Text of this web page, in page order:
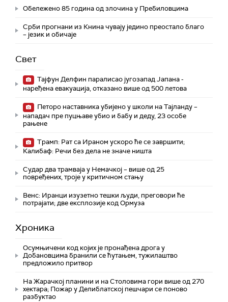
Обележено 85 година од злочина у Пребиловцима
Срби прогнани из Книна чувају једино преостало благо
– језик и обичаје
Свет
Тајфун Делфин паралисао југозапад Јапана -
наређена евакуација, отказано више од 500 летова
Петоро наставника убијено у школи на Тајланду –
нападач пре пуцњаве убио и бабу и деду, 23 особе
рањене
Трамп: Рат са Ираном ускоро ће се завршити;
Калибаф: Речи без дела не значе ништа
Судар два трамваја у Немачкој – више од 25
повређених, троје у критичном стању
Венс: Иранци изузетно тешки људи, преговори ће
потрајати; две експлозије код Ормуза
Хроника
Осумњичени код којих је пронађена дрога у
Добановцима бранили се ћутањем, тужилаштво
предложило притвор
На Жарачкој планини и на Столовима гори више од 270
хектара; Пожар у Делиблатској пешчари се поново
разбуктао